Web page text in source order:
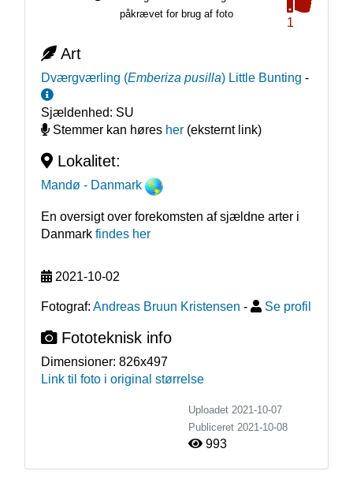
påkrævet for brug af foto
1
Art
Dværgværling (Emberiza pusilla) Little Bunting -
Sjældenhed: SU
Stemmer kan høres her(eksternt link)
Lokalitet:
Mandø - Danmark
En oversigt over forekomsten af sjældne arter i
Danmark findes her
2021-10-02
Fotograf: Andreas Bruun Kristensen - Se profil
Fototeknisk info
Dimensioner: 826x497
Link til foto i original størrelse
Uploadet 2021-10-07
Publiceret 2021-10-08
993